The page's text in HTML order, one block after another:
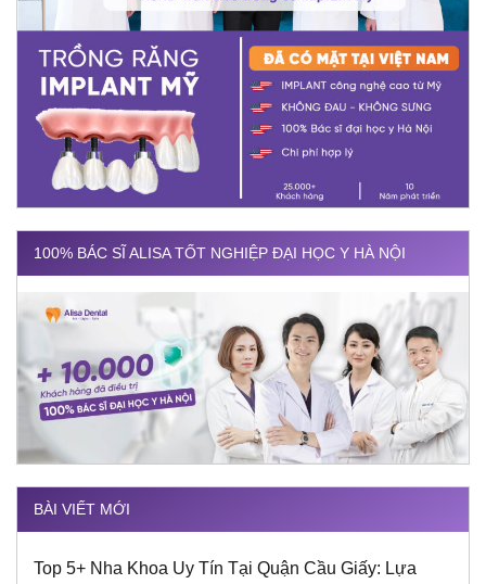
100% BÁC SĨ ALISA TỐT NGHIỆP ĐẠI HỌC Y HÀ NỘI
BÀI VIẾT MỚI
Top 5+ Nha Khoa Uy Tín Tại Quận Cầu Giấy: Lựa